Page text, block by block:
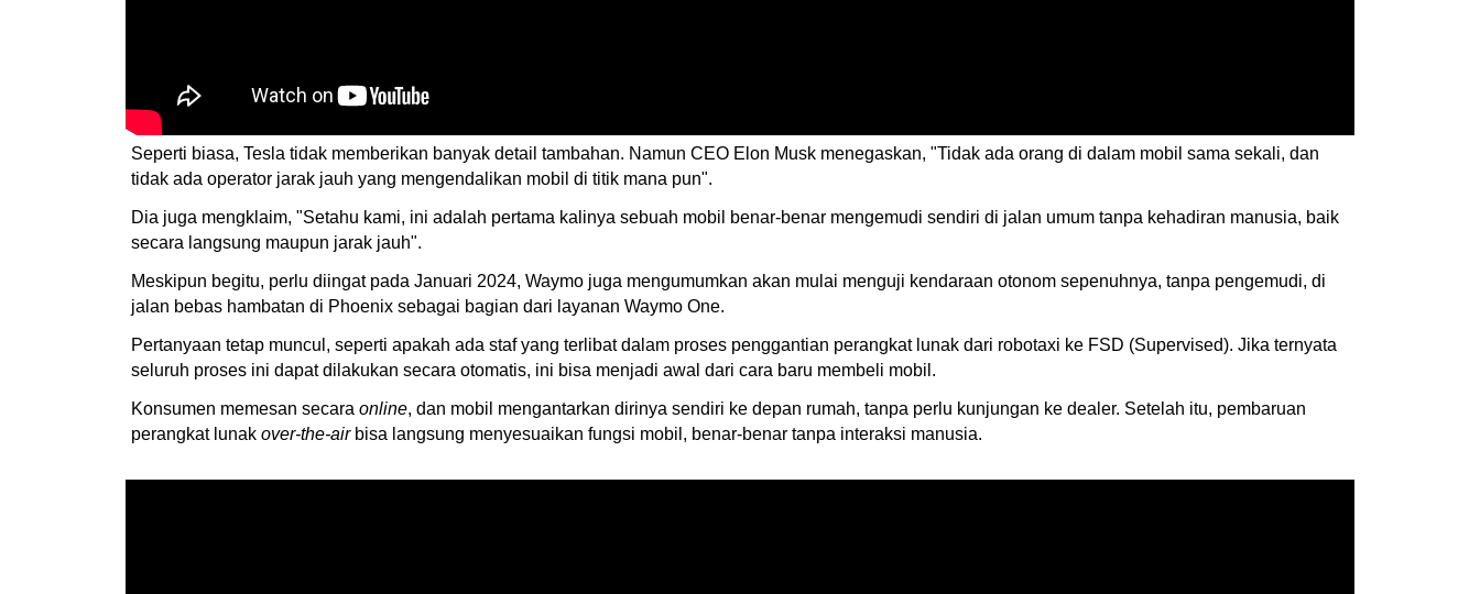
Seperti biasa, Tesla tidak memberikan banyak detail tambahan. Namun CEO Elon Musk menegaskan, "Tidak ada orang di dalam mobil sama sekali, dan
tidak ada operator jarak jauh yang mengendalikan mobil di titik mana pun".
Dia juga mengklaim, "Setahu kami, ini adalah pertama kalinya sebuah mobil benar-benar mengemudi sendiri di jalan umum tanpa kehadiran manusia, baik
secara langsung maupun jarak jauh".
Meskipun begitu, perlu diingat pada Januari 2024, Waymo juga mengumumkan akan mulai menguji kendaraan otonom sepenuhnya, tanpa pengemudi, di
jalan bebas hambatan di Phoenix sebagai bagian dari layanan Waymo One.
Pertanyaan tetap muncul, seperti apakah ada staf yang terlibat dalam proses penggantian perangkat lunak dari robotaxi ke FSD (Supervised). Jika ternyata
seluruh proses ini dapat dilakukan secara otomatis, ini bisa menjadi awal dari cara baru membeli mobil.
Konsumen memesan secara online, dan mobil mengantarkan dirinya sendiri ke depan rumah, tanpa perlu kunjungan ke dealer. Setelah itu, pembaruan
perangkat lunak over-the-airbisa langsung menyesuaikan fungsi mobil, benar-benar tanpa interaksi manusia.